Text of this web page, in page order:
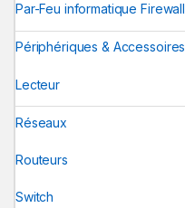
Par-Feu informatique Firewall
Périphériques & Accessoires
Lecteur
Réseaux
Routeurs
Switch